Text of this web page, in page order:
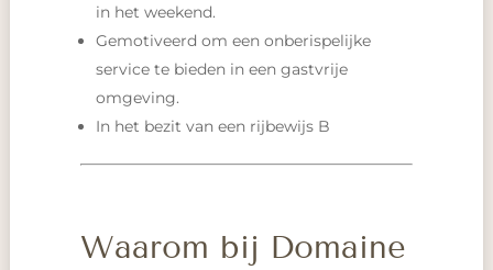
in het weekend.
Gemotiveerd om een onberispelijke
service te bieden in een gastvrije
omgeving.
In het bezit van een rijbewijs B
Waarom bij Domaine